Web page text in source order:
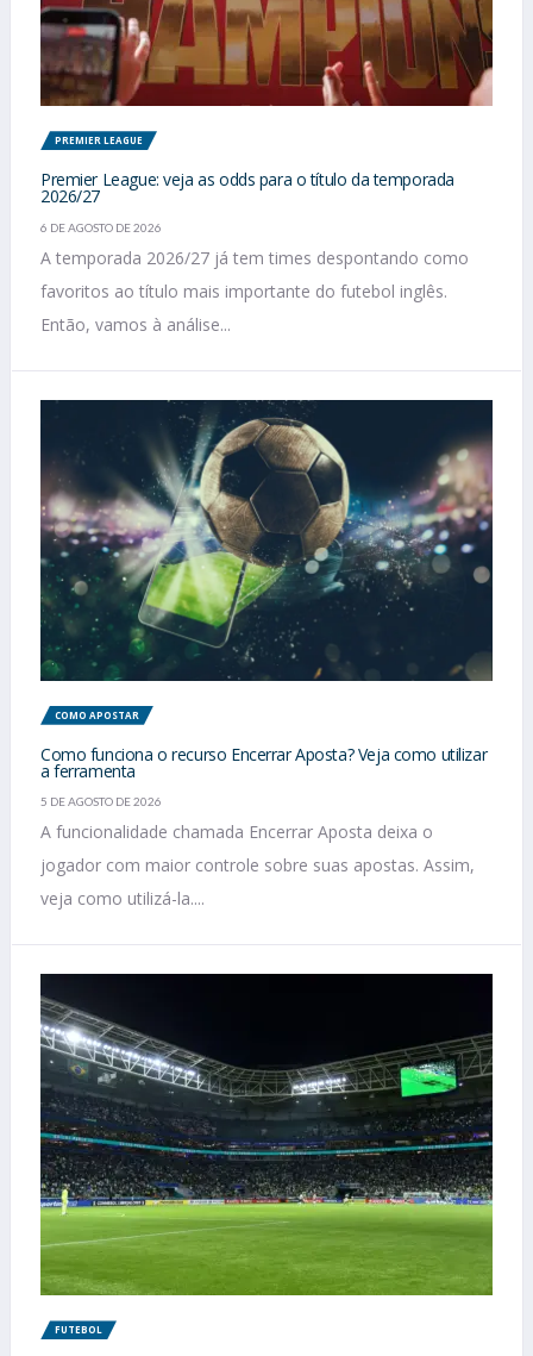
PREMIER LEAGUE
Premier League: veja as odds para o título da temporada
2026/27
6 DE AGOSTO DE 2026
A temporada 2026/27 já tem times despontando como
favoritos ao título mais importante do futebol inglês.
Então, vamos à análise...
COMO APOSTAR
Como funciona o recurso Encerrar Aposta? Veja como utilizar
a ferramenta
5 DE AGOSTO DE 2026
A funcionalidade chamada Encerrar Aposta deixa o
jogador com maior controle sobre suas apostas. Assim,
veja como utilizá-la....
FUTEBOL